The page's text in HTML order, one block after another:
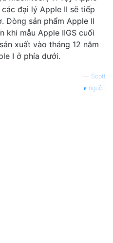
đại lý Apple II sẽ tiếp
Dòng sản phẩm Apple II
khi mẫu Apple IIGS cuối
xuất vào tháng 12 năm
I ở phía dưới.
— Scott
nguồn